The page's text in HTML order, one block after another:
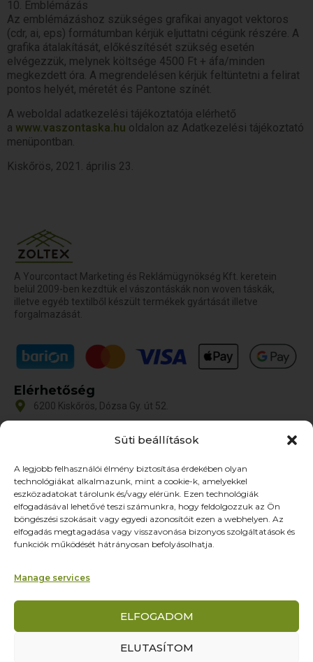
Süti beállítások
A legjobb felhasználói élmény biztosítása érdekében olyan
technológiákat alkalmazunk, mint a cookie-k, amelyekkel
eszközadatokat tárolunk és/vagy elérünk. Ezen technológiák
elfogadásával lehetővé teszi számunkra, hogy feldolgozzuk az Ön
böngészési szokásait vagy egyedi azonosítóit ezen a webhelyen. Az
elfogadás megtagadása vagy visszavonása bizonyos szolgáltatások és
funkciók működését hátrányosan befolyásolhatja.
Manage services
ELFOGADOM
ELUTASÍTOM
10. Emblémázás
Az emblémázáshoz szükséges grafikai anyagot vektoros
(cdr, ai, eps) formátumban kérjük eljuttatni cégünk részére. A
grafika átalakítását, előkészítését szükség esetén
elvégezzük, melynek költsége 4500 Ft + áfa/minden
megkezdett óra. A megrendelésen kérjük feltüntetni a felirat
pontos helyét, méretét és Pantone színét.
A weboldal adatkezelési tájékoztatója elérhető
a www.vaszontaska.hu oldalon az Adatkezelési tájékoztató
menüpontban.
Kiskőrös, 2021. április 23.
A Yourcontact Marketing és Reklámügynökség Kft. keretein
belül 2009-ben kezdtük el vászontáskák non woven táskák,
illetve egyéb textilből készült termékek gyártását illetve
forgalmazását.
Elérhetőség
6200 Kiskőrös, Dózsa Gy. út 52.
Nyitvatartás
Hétfő-Péntek: 9:00-17:00
SZ–V: ZÁRVA
Oldalak
Termékek
Referenciák
Partnereknek